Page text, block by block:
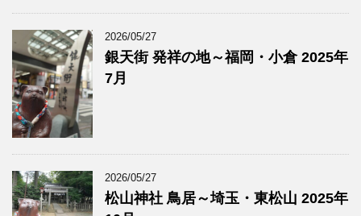
2026/05/27
銀天街 発祥の地～福岡・小倉 2025年
7月
2026/05/27
松山神社 鳥居～埼玉・東松山 2025年